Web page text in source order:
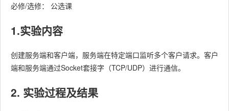
必修/选修： 公选课
1.实验内容
创建服务端和客户端，服务端在特定端口监听多个客户请求。客户
端和服务端通过Socket套接字（TCP/UDP）进行通信。
2. 实验过程及结果